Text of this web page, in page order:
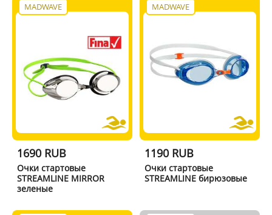
MADWAVE
1690 RUB
Очки стартовые
STREAMLINE MIRROR
зеленые
MADWAVE
1190 RUB
Очки стартовые
STREAMLINE бирюзовые